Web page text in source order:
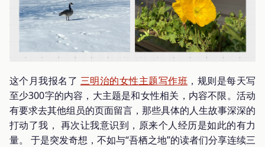
这个月我报名了 三明治的女性主题写作班 ，规则是每天写
至少300字的内容，大主题是和女性相关，内容不限。活动
有要求去其他组员的页面留言，那些具体的人生故事深深的
打动了我， 再次让我意识到，原来个人经历是如此的有力
量。 于是突发奇想，不如与“吾栖之地”的读者们分享连续三